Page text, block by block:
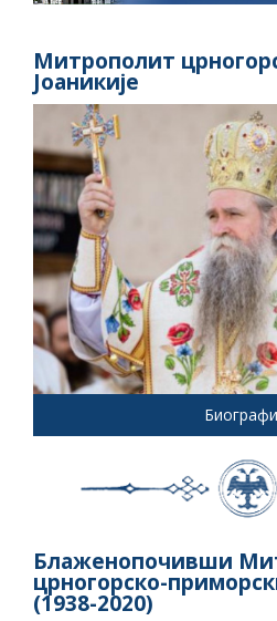
Митрополит
Јоаникије
Блаженопочивши
црногорско-
(1938-2020)